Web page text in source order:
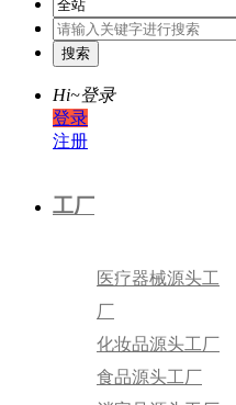
Hi~登录
登录
注册
工厂
医疗器械源头工
厂
化妆品源头工厂
食品源头工厂